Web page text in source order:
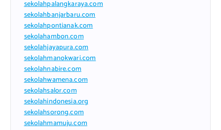
sekolahpalangkaraya.com
sekolahbanjarbaru.com
sekolahpontianak.com
sekolahambon.com
sekolahjayapura.com
sekolahmanokwari.com
sekolahnabire.com
sekolahwamena.com
sekolahsalor.com
sekolahindonesia.org
sekolahsorong.com
sekolahmamuju.com